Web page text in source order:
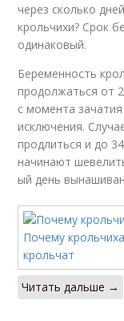
через сколько
крольчихи? Срок
одинаковый.
Беременность
продолжаться от
с момента
исключения.
продлиться и до
начинают
ый день
Читать дальше →